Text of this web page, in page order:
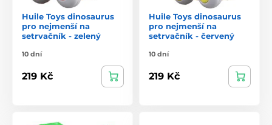
Huile Toys dinosaurus
pro nejmenší na
setrvačník - zelený
10 dní
219 Kč
Huile Toys dinosaurus
pro nejmenší na
setrvačník - červený
10 dní
219 Kč